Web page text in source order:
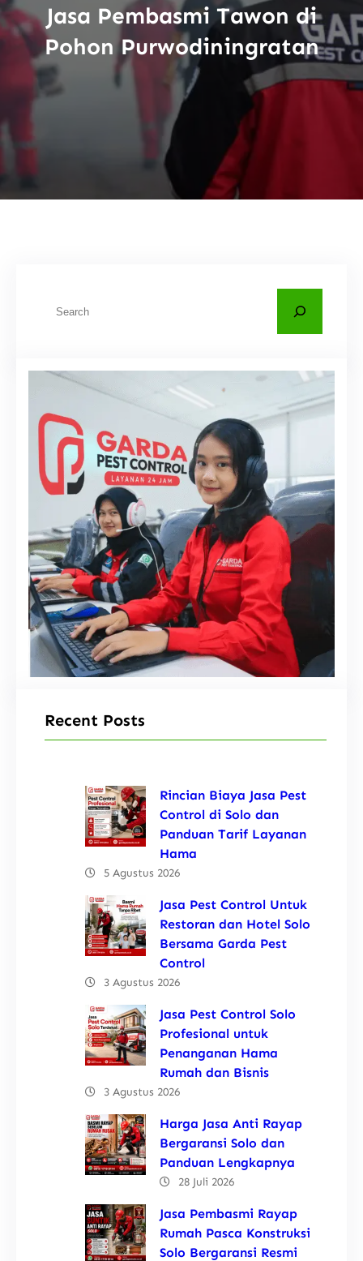
Jasa Pembasmi Tawon di
Pohon Purwodiningratan
i
Recent Posts
Rincian Biaya Jasa Pest
Control di Solo dan
Panduan Tarif Layanan
Hama
5 Agustus 2026
Jasa Pest Control Untuk
Restoran dan Hotel Solo
Bersama Garda Pest
Control
3 Agustus 2026
Jasa Pest Control Solo
Profesional untuk
Penanganan Hama
Rumah dan Bisnis
3 Agustus 2026
Harga Jasa Anti Rayap
Bergaransi Solo dan
Panduan Lengkapnya
28 Juli 2026
Jasa Pembasmi Rayap
Rumah Pasca Konstruksi
Solo Bergaransi Resmi